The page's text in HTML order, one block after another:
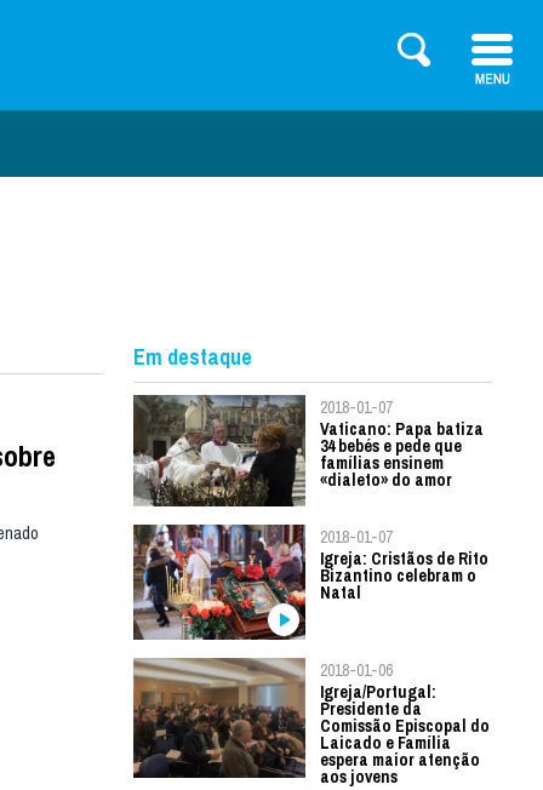
Em destaque
2018-01-07
Vaticano: Papa batiza
34 bebés e pede que
famílias ensinem
«dialeto» do amor
2018-01-07
Igreja: Cristãos de Rito
Bizantino celebram o
Natal
2018-01-06
Igreja/Portugal:
Presidente da
Comissão Episcopal do
Laicado e Família
espera maior atenção
aos jovens